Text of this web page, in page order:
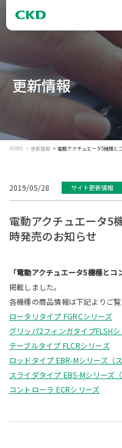
更新情報
HOME 更新情報 電動アクチュエータ5機種
2019/05/28 サイト更新情報
電動アクチュエータ
時発売のお知らせ
「電動アクチュエータ5機種と
掲載しました。
各機種の商品情報は下記よりご覧
ロータリタイプ FGRCシリーズ
グリッパ2フィンガタイプFLSH
テーブルタイプ FLCRシリーズ
ロッドタイプ EBR-Mシリーズ（
スライダタイプ EBS-Mシリーズ
コントローラ ECRシリーズ